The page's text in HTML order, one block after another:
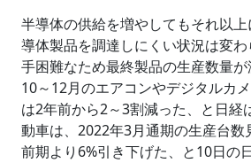
半導体の供給を増やしてもそれ以
導体製品を調達しにくい状況は変
手困難なため最終製品の生産数量
10～12月のエアコンやデジタルカ
は2年前から2～3割減った、と日経
動車は、2022年3月通期の生産台数
前期より6%引き下げた、と10日の